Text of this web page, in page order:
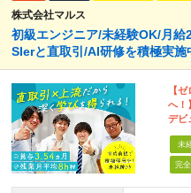
株式会社マルス
初級エンジニア/未経験OK/月
SIerと直取引/AI研修を積極実施
【
へ！
デビ
未
完